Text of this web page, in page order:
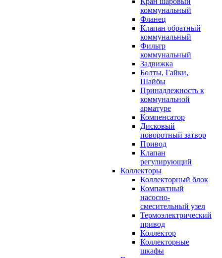
коммунальный
Фланец
Клапан обратный
коммунальный
Фильтр
коммунальный
Задвижка
Болты, Гайки,
Шайбы
Принадлежность к
коммунальной
арматуре
Компенсатор
Дисковый
поворотный затвор
Привод
Клапан
регулирующий
Коллекторы
Коллекторный блок
Компактный
насосно-
смесительный узел
Термоэлектрический
привод
Коллектор
Коллекторные
шкафы